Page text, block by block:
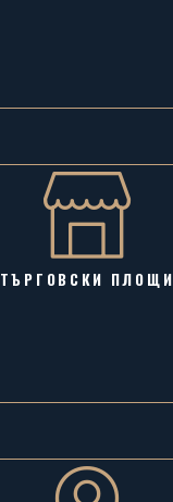
ТЪРГОВСКИ ПЛОЩИ